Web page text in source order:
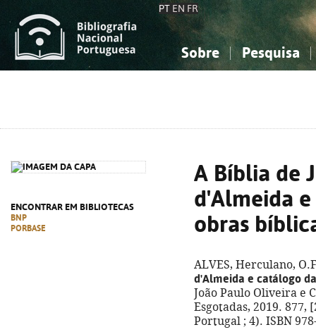
PT EN FR
Sobre Pesquisa
ENCONTRAR EM BIBLIOTECAS
BNP
PORBASE
A Bíblia de
d'Almeida
obras
ALVES, Herculano,
d'Almeida e catálogo
João Paulo Oliveira e
Esgotadas, 2019. 877,
Portugal ; 4). ISBN